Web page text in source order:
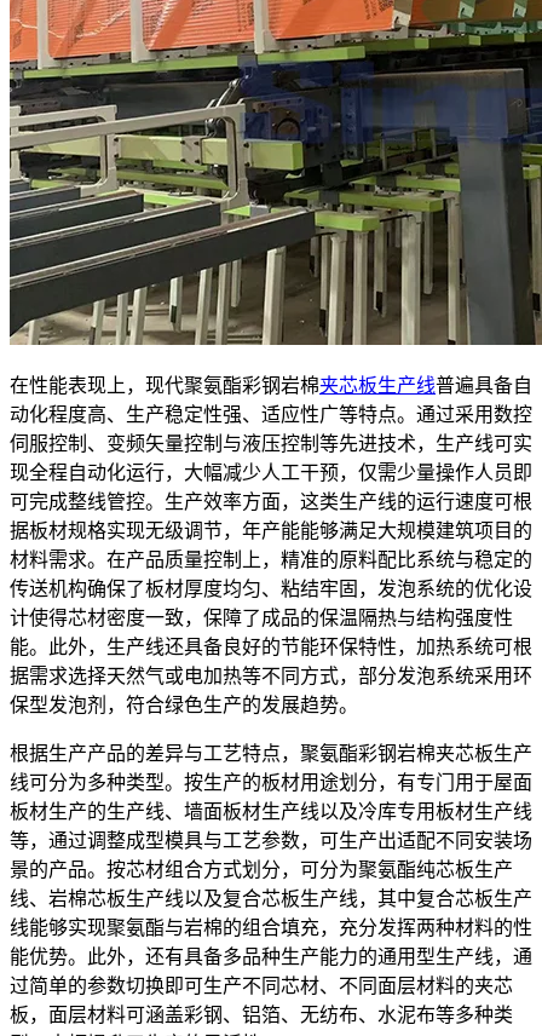
在性能表现上，现代聚氨酯彩钢岩棉夹芯板生产线普遍具备自
动化程度高、生产稳定性强、适应性广等特点。通过采用数控
伺服控制、变频矢量控制与液压控制等先进技术，生产线可实
现全程自动化运行，大幅减少人工干预，仅需少量操作人员即
可完成整线管控。生产效率方面，这类生产线的运行速度可根
据板材规格实现无级调节，年产能能够满足大规模建筑项目的
材料需求。在产品质量控制上，精准的原料配比系统与稳定的
传送机构确保了板材厚度均匀、粘结牢固，发泡系统的优化设
计使得芯材密度一致，保障了成品的保温隔热与结构强度性
能。此外，生产线还具备良好的节能环保特性，加热系统可根
据需求选择天然气或电加热等不同方式，部分发泡系统采用环
保型发泡剂，符合绿色生产的发展趋势。
根据生产产品的差异与工艺特点，聚氨酯彩钢岩棉夹芯板生产
线可分为多种类型。按生产的板材用途划分，有专门用于屋面
板材生产的生产线、墙面板材生产线以及冷库专用板材生产线
等，通过调整成型模具与工艺参数，可生产出适配不同安装场
景的产品。按芯材组合方式划分，可分为聚氨酯纯芯板生产
线、岩棉芯板生产线以及复合芯板生产线，其中复合芯板生产
线能够实现聚氨酯与岩棉的组合填充，充分发挥两种材料的性
能优势。此外，还有具备多品种生产能力的通用型生产线，通
过简单的参数切换即可生产不同芯材、不同面层材料的夹芯
板，面层材料可涵盖彩钢、铝箔、无纺布、水泥布等多种类